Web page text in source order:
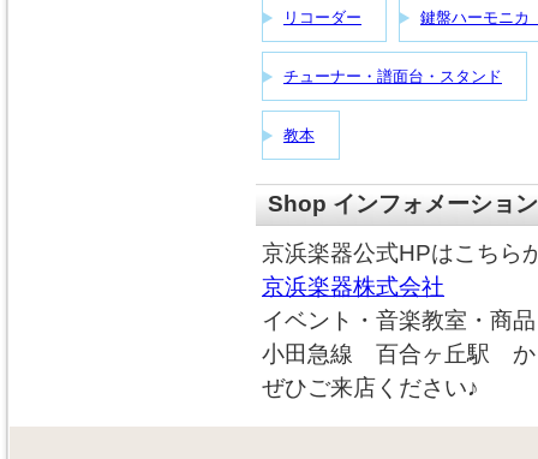
リコーダー 鍵盤ハーモニ
チューナー・譜面台・スタンド
教本
Shop インフォメーション
京浜楽器公式HPはこちら
京浜楽器株式会社
イベント・音楽教室・商
小田急線 百合ヶ丘駅 か
ぜひご来店ください♪